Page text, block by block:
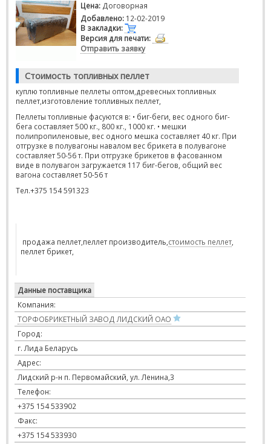
Цена: Договорная
Добавлено: 12-02-2019
В закладки:
Версия для печати:
Отправить заявку
Стоимость топливных пеллет
куплю топливные пеллеты оптом,древесных топливных
пеллет,изготовление топливных пеллет,
Пеллеты топливные фасуются в: • биг-беги, вес одного биг-
бега составляет 500 кг., 800 кг., 1000 кг. • мешки
полипропиленовые, вес одного мешка составляет 40 кг. При
отгрузке в полувагоны навалом вес брикета в полувагоне
составляет 50-56 т. При отгрузке брикетов в фасованном
виде в полувагон загружается 117 биг-бегов, общий вес
вагона составляет 50-56 т
Тел.+375 154 591323
продажа пеллет,пеллет производитель, стоимость пеллет
пеллет брикет,
Данные поставщика
Компания:
ТОРФОБРИКЕТНЫЙ ЗАВОД ЛИДСКИЙ ОАО
Город:
г. Лида Беларусь
Адрес:
Лидский р-н п. Первомайский, ул. Ленина,3
Телефон:
+375 154 533902
Факс:
+375 154 533930